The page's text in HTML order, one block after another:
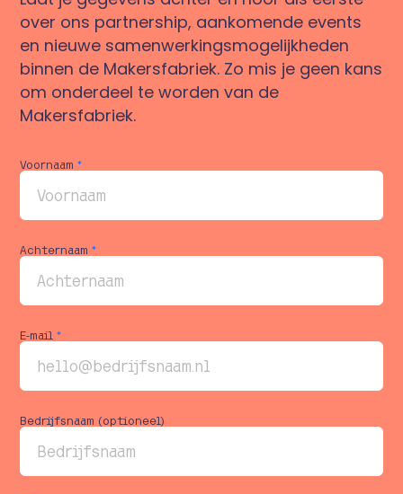
over ons partnership, aankomende events
en nieuwe samenwerkingsmogelijkheden
binnen de Makersfabriek. Zo mis je geen kans
om onderdeel te worden van de
Makersfabriek.
Voornaam*
Achternaam*
E-mail*
Bedrijfsnaam (optioneel)